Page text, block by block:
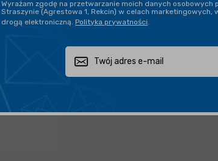
DARMOWA DOSTAWA OD
Wyrażam zgodę na przetwarzanie moich danych osobowych
Straszynie (Agrestowa 1, Rekcin) w celach marketingowych,
drogą elektroniczną. Polityka prywatności